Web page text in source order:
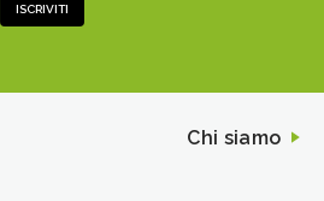
ISCRIVITI
Chi siamo